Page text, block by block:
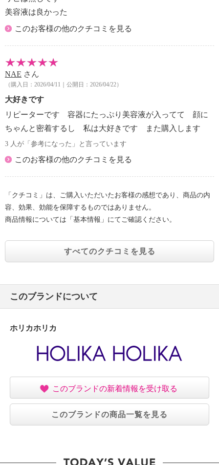
ビアエキス、セイヨウシロヤナギ樹皮エキス、サリッ
クスニグラ樹皮エキス、タチアオイ花エキス、パルミ
トイルトリペプチド−５、アセチルテトラペプチド
フェニルジメチコン、１，２−ヘキサンジオール、ト
リエチルヘキサノイン、ヒドロキシアセトフェノン、
水添レシチン、エチルヘキシルグリセリン、アラント
イン、カフェイン、カプリリルグリコール、ラウリン
酸ポリグリセリル−１０、（アクリレーツ／アクリル
酸アルキル（Ｃ１０−３０））クロスポリマー、キサ
ＴＡ−２Ｎａ
【使用上の注意事項】
使用を中止してください。そのまま使用を続けますと
症状を悪化させることがありますので、皮膚科専門医
等にご相談されることをおすすめします。
（白斑等）や黒ずみ等の異常があらわれた場合。
（２）使用したお肌に、直射日光があたって上記の
ような異常があらわれた場合。
・目に入らないようにご注意ください。もし入った場
ください。目に違和感が残る場合は眼科医にご相談く
・衛生上、１シート１回限りです。使用済みシートは
繰り返しお使いにならないでください。
・乳幼児の手の届く所、直射日光の当たる場所、極端
に高温または低温の場所を避けて保管してください。
・ご使用後はキャップをしっかりと締めてください。
美容液は良かった
このお客様の他のクチコミを見る
NAE さん
（購入日：2026/04/11｜公開日：2026/04/22）
大好きです
リピーターです 容器にたっぷり美容液が入ってて 顔に
ちゃんと密着するし 私は大好きです また購入します
3 人が「参考になった」と言っています
このお客様の他のクチコミを見る
「クチコミ」は、ご購入いただいたお客様の感想であり、商品の内
容、効果、効能を保障するものではありません。
商品情報については「基本情報」にてご確認ください。
すべてのクチコミを見る
このブランドについて
ホリカホリカ
このブランドの新着情報を受け取る
このブランドの商品一覧を見る